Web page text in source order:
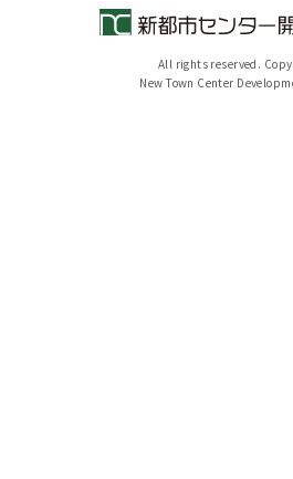
All rights reserved.
New Town Center